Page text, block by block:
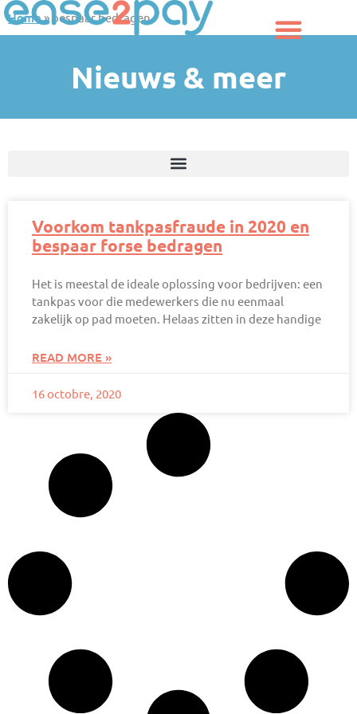
Aller
au
Home» bespaar bedragen
Nieuws & meer
Voorkom tankpasfraude in 2020 en
bespaar forse bedragen
Het is meestal de ideale oplossing voor bedrijven: een
tankpas voor die medewerkers die nu eenmaal
zakelijk op pad moeten. Helaas zitten in deze handige
READ MORE »
16 octobre, 2020